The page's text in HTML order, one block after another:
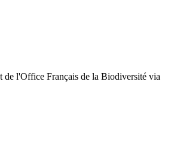
de l'Office Français de la Biodiversité via